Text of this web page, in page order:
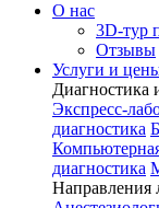
О нас
3D-тур
Отзывы
Услуги и
Диагностика
Экспресс-
диагностика
диагностика
Направления